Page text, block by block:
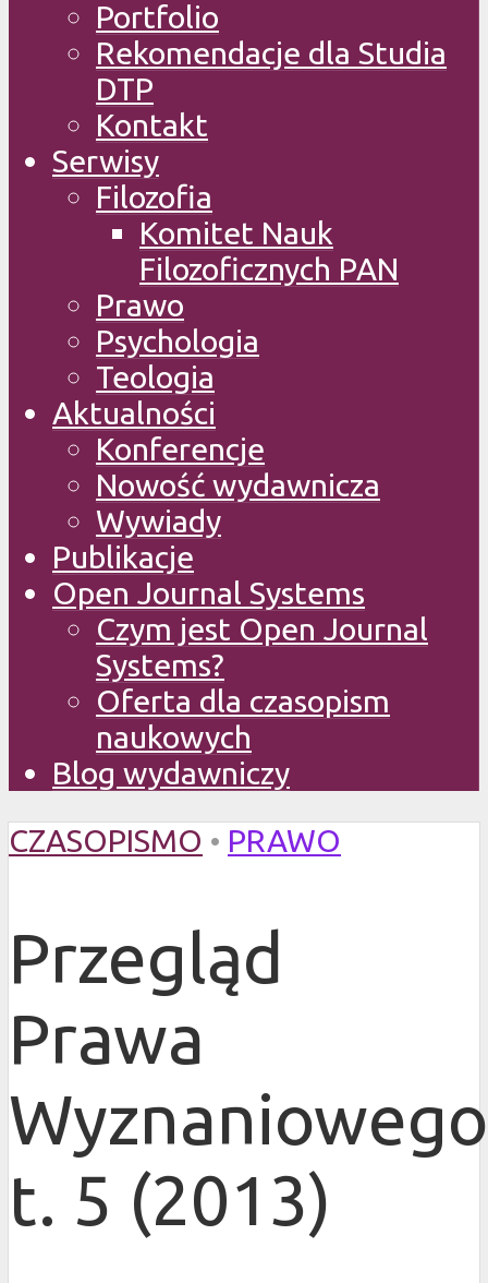
Portfolio
Rekomendacje dla Studia
DTP
Kontakt
Serwisy
Filozofia
Komitet Nauk
Filozoficznych PAN
Prawo
Psychologia
Teologia
Aktualności
Konferencje
Nowość wydawnicza
Wywiady
Publikacje
Open Journal Systems
Czym jest Open Journal
Systems?
Oferta dla czasopism
naukowych
Blog wydawniczy
CZASOPISMO • PRAWO
Przegląd
Prawa
t. 5 (2013)